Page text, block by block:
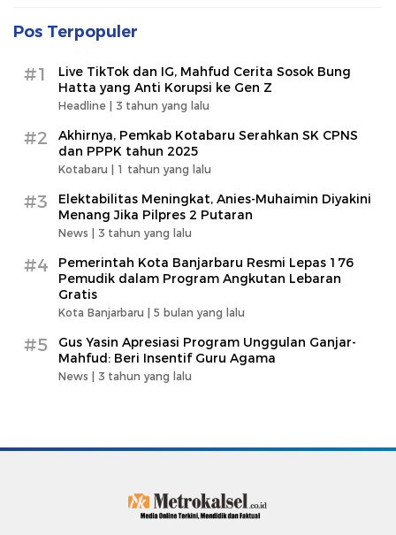
Pos Terpopuler
#1
Live TikTok dan IG, Mahfud Cerita Sosok Bung
Hatta yang Anti Korupsi ke Gen Z
Headline | 3 tahun yang lalu
#2
Akhirnya, Pemkab Kotabaru Serahkan SK CPNS
dan PPPK tahun 2025
Kotabaru | 1 tahun yang lalu
#3
Elektabilitas Meningkat, Anies-Muhaimin Diyakini
Menang Jika Pilpres 2 Putaran
News | 3 tahun yang lalu
#4
Pemerintah Kota Banjarbaru Resmi Lepas 176
Pemudik dalam Program Angkutan Lebaran
Gratis
Kota Banjarbaru | 5 bulan yang lalu
#5
Gus Yasin Apresiasi Program Unggulan Ganjar-
Mahfud: Beri Insentif Guru Agama
News | 3 tahun yang lalu